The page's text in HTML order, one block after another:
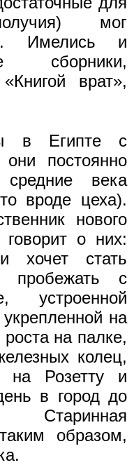
мог
Имелись и
сборники,
врат»,
в Египте с
постоянно
века
вроде цеха).
нового
о них:
хочет стать
пробежать с
устроенной
на
роста на палке,
колец,
Розетту и
в город до
Старинная
образом,